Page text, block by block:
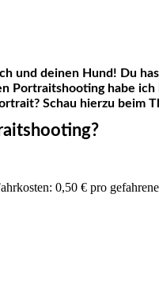
und deinen Hund! Du
Portraitshooting habe
Schau hierzu beim
0,50 € pro